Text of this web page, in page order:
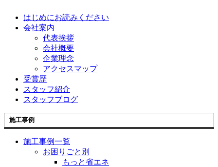
はじめにお読みください
会社案内
代表挨拶
会社概要
企業理念
アクセスマップ
受賞歴
スタッフ紹介
スタッフブログ
施工事例
施工事例一覧
お困りごと別
もっと省エネ